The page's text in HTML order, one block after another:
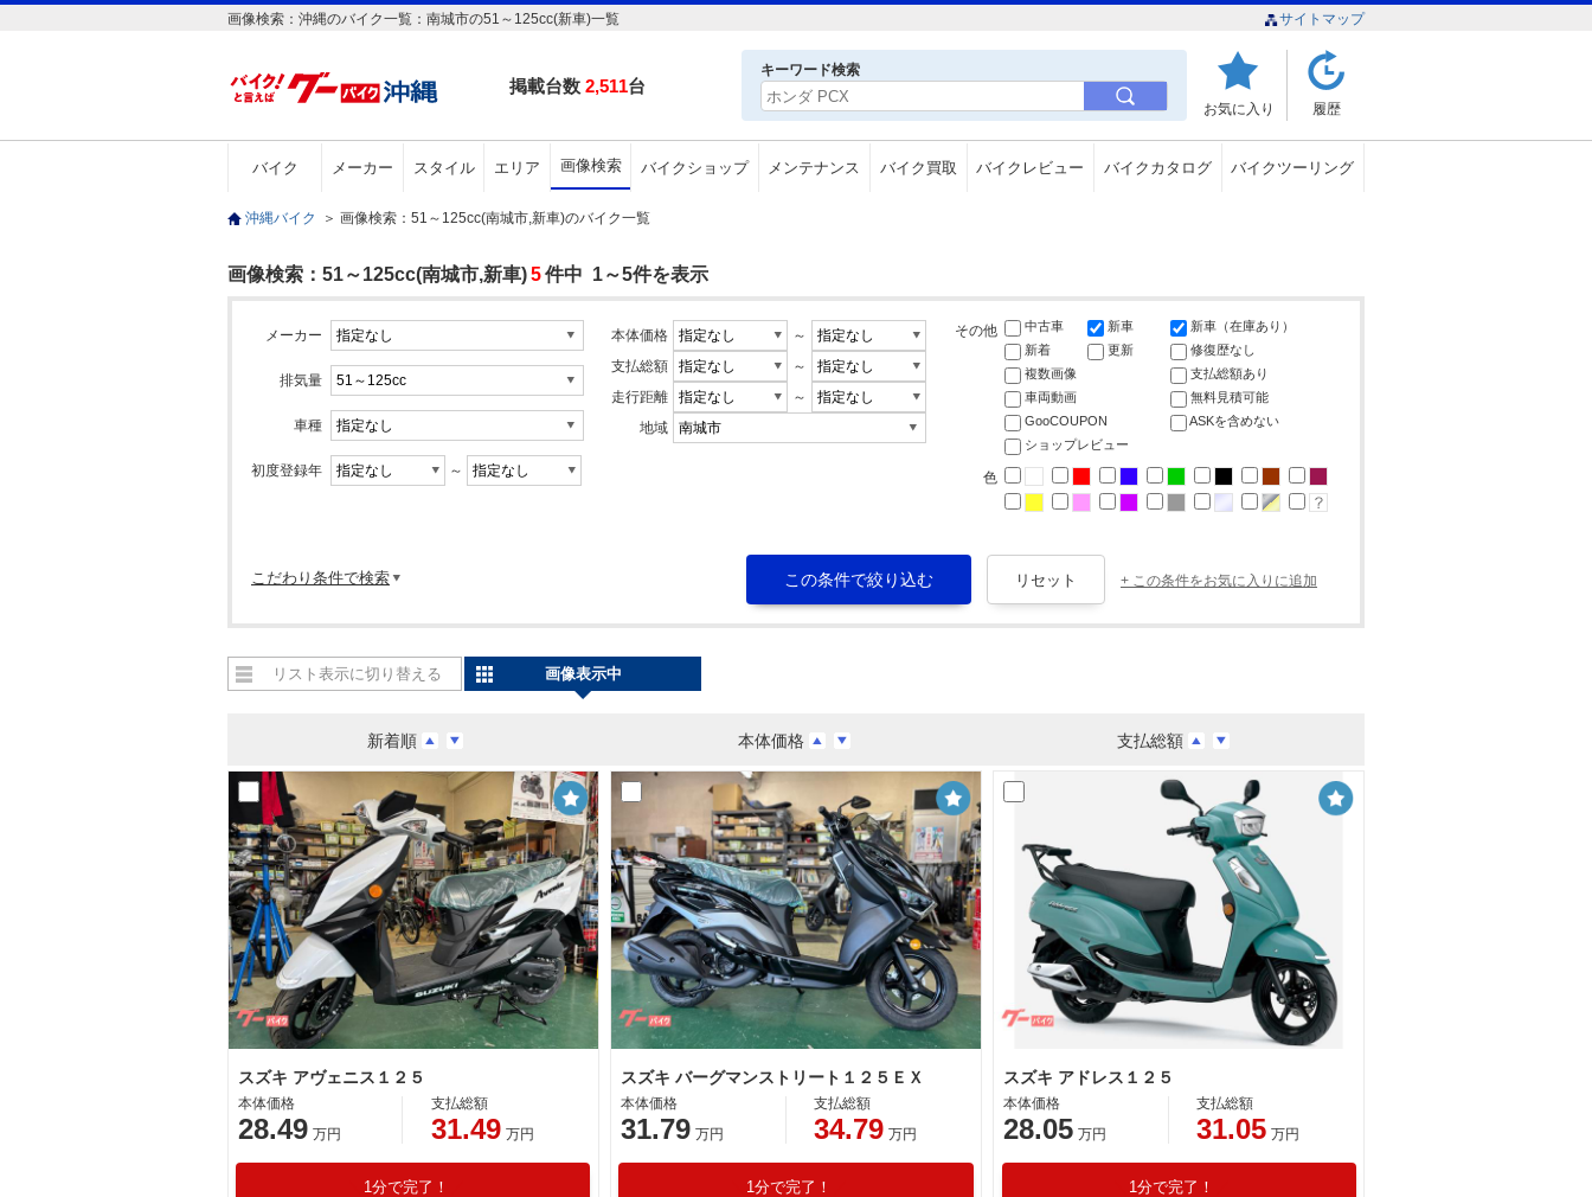
画像検索：沖縄のバイク一覧：南城市の51～125cc(新車)一覧 サイトマップ
掲載台数 2,511台
キーワード検索
お気に入り 履歴
バイク メーカー スタイル エリア 画像検索 バイクショップ メンテナンス バイク買取 バイクレビュー バイクカタログ バイクツーリング
沖縄バイク ＞ 画像検索：51～125cc(南城市,新車)のバイク一覧
画像検索：51～125cc(南城市,新車)5件中 1～5件を表示
メーカー
排気量
車種
初度登録年 ～
本体価格
～
支払総額
～
走行距離
～
地域
その他 中古車 新車
新車（在庫あり）
新着
更新
修復歴なし
複数画像
支払総額あり
車両動画
無料見積可能
GooCOUPON
ASKを含めない
ショップレビュー
色
こだわり条件で検索 + この条件をお気に入りに追加
新着順 本体価格 支払総額
リスト表示に切り替える 画像表示中
スズキ アヴェニス１２５
本体価格
28.49 万円
支払総額
31.49 万円
1分で完了！
スズキ バーグマンストリート１２５ＥＸ
本体価格
31.79 万円
支払総額
34.79 万円
1分で完了！
スズキ アドレス１２５
本体価格
28.05 万円
支払総額
31.05 万円
1分で完了！